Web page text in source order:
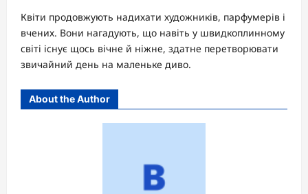
Квіти продовжують надихати художників, парфумерів і
вчених. Вони нагадують, що навіть у швидкоплинному
світі існує щось вічне й ніжне, здатне перетворювати
звичайний день на маленьке диво.
About the Author